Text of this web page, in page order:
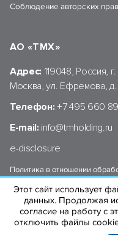
Соблюдение авторских прав
АО «ТМХ»
Адрес: 119048, Россия, г.
Москва, ул. Ефремова, д.
Телефон: +7 495 660
E-mail: info@tmholding.ru
e-disclosure
Политика в отношении
персональных данных АО
Этот сайт использует
данных. Продолжая
согласие на работу с
отключить файлы